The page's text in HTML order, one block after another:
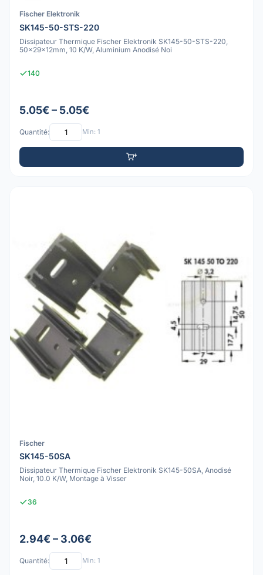
Fischer Elektronik
SK145-50-STS-220
Dissipateur Thermique Fischer Elektronik SK145-50-STS-220,
50x29x12mm, 10 K/W, Aluminium Anodisé Noi
140
5.05€ – 5.05€
Quantité: Min: 1
Fischer
SK145-50SA
Dissipateur Thermique Fischer Elektronik SK145-50SA, Anodisé
Noir, 10.0 K/W, Montage à Visser
36
2.94€ – 3.06€
Quantité: Min: 1